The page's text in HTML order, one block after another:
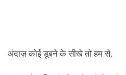
अंदाज़ कोई डूबने के सीखे तो हम से,